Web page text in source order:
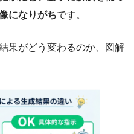
になりがちです。
果がどう変わるのか、図解